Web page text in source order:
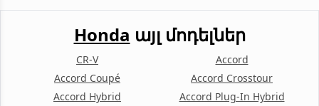
Honda այլ մոդելներ
CR-V
Accord
Accord Coupé
Accord Crosstour
Accord Hybrid
Accord Plug-In Hybrid